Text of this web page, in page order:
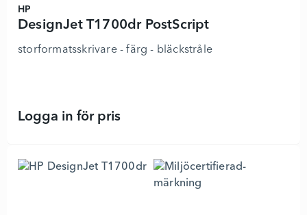
HP
DesignJet T1700dr PostScript
storformatsskrivare - färg - bläckstråle
Logga in för prisDesignJet T1700dr PostScript -